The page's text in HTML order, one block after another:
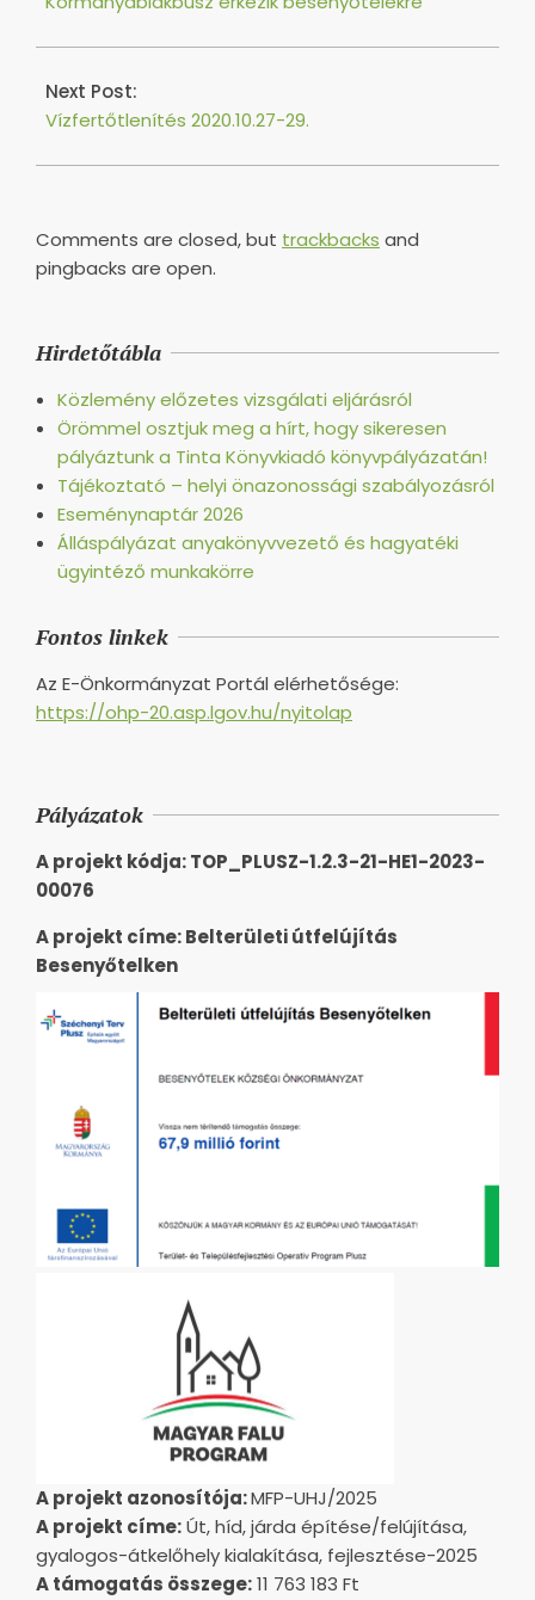
Next Post:
Vízfertőtlenítés 2020.10.27-29.
Comments are closed, but trackbacks and
pingbacks are open.
Hirdetőtábla
Közlemény előzetes vizsgálati eljárásról
Örömmel osztjuk meg a hírt, hogy sikeresen
pályáztunk a Tinta Könyvkiadó könyvpályázatán!
Tájékoztató – helyi önazonossági szabályozásról
Eseménynaptár 2026
Álláspályázat anyakönyvvezető és hagyatéki
ügyintéző munkakörre
Fontos linkek
Az E-Önkormányzat Portál elérhetősége:
https://ohp-20.asp.lgov.hu/nyitolap
Pályázatok
A projekt kódja: TOP_PLUSZ-1.2.3-21-HE1-2023-
00076
A projekt címe: Belterületi útfelújítás
Besenyőtelken
A projekt azonosítója:MFP-UHJ/2025
A projekt címe:Út, híd, járda építése/felújítása,
gyalogos-átkelőhely kialakítása, fejlesztése-2025
A támogatás összege:11 763 183 Ft